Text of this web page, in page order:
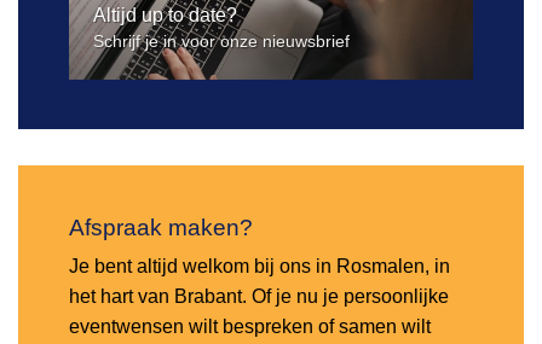
Altijd up to date?
Schrijf je in voor onze nieuwsbrief
Afspraak maken?
Je bent altijd welkom bij ons in Rosmalen, in
het hart van Brabant. Of je nu je persoonlijke
eventwensen wilt bespreken of samen wilt